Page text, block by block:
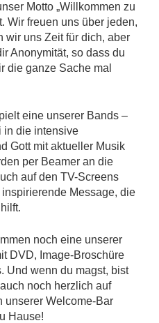
Motto „Willkommen zu
Wir freuen uns über jeden,
wir uns Zeit für dich, aber
Anonymität, so dass du
die ganze Sache mal
eine unserer Bands –
in die intensive
Gott mit aktueller Musik
per Beamer an die
auf den TV-Screens
Message, die
noch eine unserer
DVD, Image-Broschüre
Und wenn du magst, bist
noch herzlich auf
unserer Welcome-Bar
Hause!